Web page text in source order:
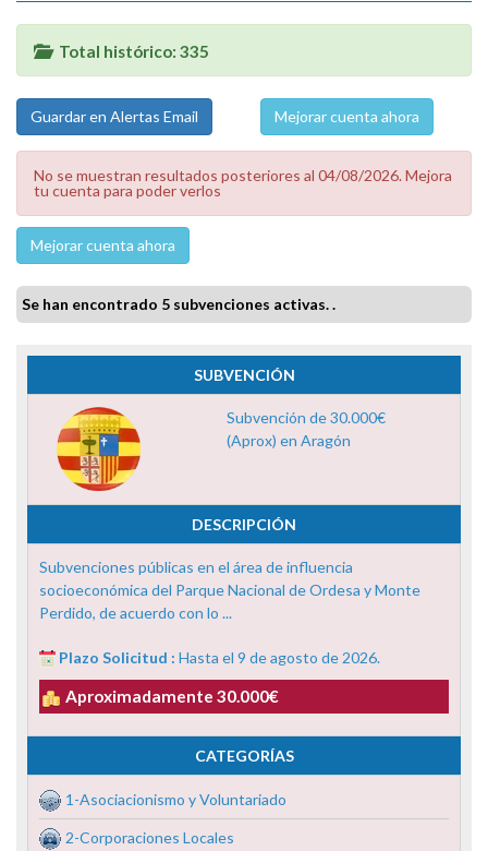
Total histórico: 335
Mejorar cuenta ahora
No se muestran resultados posteriores al 04/08/2026. Mejora
tu cuenta para poder verlos
Mejorar cuenta ahora
Se han encontrado 5 subvenciones activas. .
SUBVENCIÓN
Subvención de 30.000€
(Aprox) en Aragón
DESCRIPCIÓN
Subvenciones públicas en el área de influencia
socioeconómica del Parque Nacional de Ordesa y Monte
Perdido, de acuerdo con lo ...
Plazo Solicitud : Hasta el 9 de agosto de 2026.
Aproximadamente 30.000€
CATEGORÍAS
1-Asociacionismo y Voluntariado
2-Corporaciones Locales